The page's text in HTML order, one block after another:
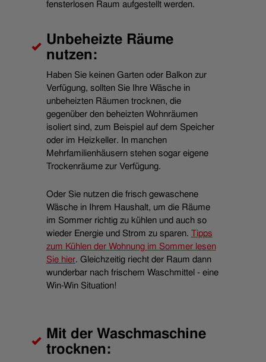
fensterlosen Raum aufgestellt werden.
Unbeheizte Räume
nutzen:
Haben Sie keinen Garten oder Balkon zur
Verfügung, sollten Sie Ihre Wäsche in
unbeheizten Räumen trocknen, die
gegenüber den beheizten Wohnräumen
isoliert sind, zum Beispiel auf dem Speicher
oder im Heizkeller. In manchen
Mehrfamilienhäusern stehen sogar eigene
Trockenräume zur Verfügung.
Oder Sie nutzen die frisch gewaschene
Wäsche in Ihrem Haushalt, um die Räume
im Sommer richtig zu kühlen und auch so
wieder Energie und Strom zu sparen. Tipps
zum Kühlen der Wohnung im Sommer lesen
Sie hier. Gleichzeitig riecht der Raum dann
wunderbar nach frischem Waschmittel - eine
Win-Win Situation!
Mit der Waschmaschine
trocknen: